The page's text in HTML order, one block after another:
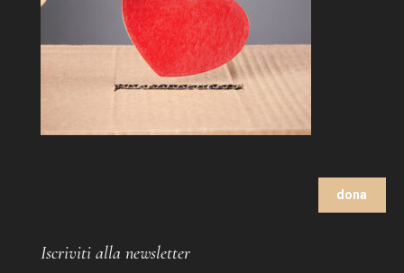
dona
Iscriviti alla newsletter